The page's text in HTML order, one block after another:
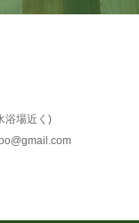
浴場近く)